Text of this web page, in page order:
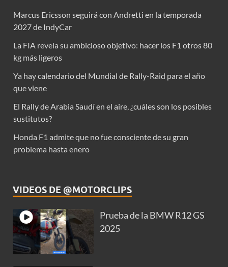
Marcus Ericsson seguirá con Andretti en la temporada
2027 de IndyCar
La FIA revela su ambicioso objetivo: hacer los F1 otros 80
kg más ligeros
Ya hay calendario del Mundial de Rally-Raid para el año
que viene
El Rally de Arabia Saudí en el aire, ¿cuáles son los posibles
sustitutos?
Honda F1 admite que no fue consciente de su gran
problema hasta enero
VIDEOS DE @MOTORCLIPS
Prueba de la BMW R12 GS
2025